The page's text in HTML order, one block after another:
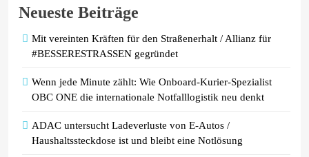
PKV-Vertrieb im Wandel: Warum die
JP Consulting GmbH keine Leads
mehr verteilt
Neueste Beiträge
Mit vereinten Kräften für den Straßenerhalt / Allianz für
#BESSERESTRASSEN gegründet
Wenn jede Minute zählt: Wie Onboard-Kurier-Spezialist
OBC ONE die internationale Notfalllogistik neu denkt
ADAC untersucht Ladeverluste von E-Autos /
Haushaltssteckdose ist und bleibt eine Notlösung